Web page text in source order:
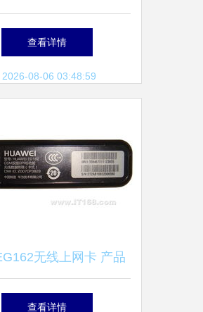
卡助您快速解决问题
查看详情
2026-08-06 03:48:59
无线上网卡 产品
图片与实用解析
查看详情